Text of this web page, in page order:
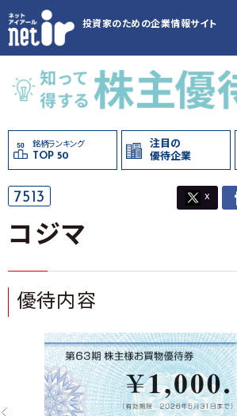
投資家のための企業情報サイト
銘柄ランキング
TOP 50
注目の
優待企業
7513 X
コジマ
優待内容